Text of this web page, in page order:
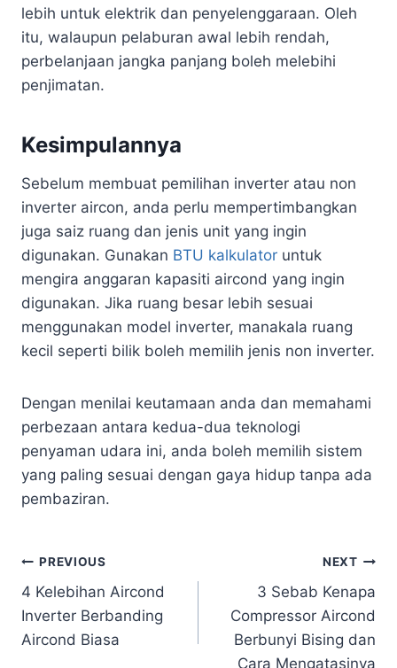
lebih untuk elektrik dan penyelenggaraan. Oleh
itu, walaupun pelaburan awal lebih rendah,
perbelanjaan jangka panjang boleh melebihi
penjimatan.
Kesimpulannya
Sebelum membuat pemilihan inverter atau non
inverter aircon, anda perlu mempertimbangkan
juga saiz ruang dan jenis unit yang ingin
digunakan. Gunakan BTU kalkulator untuk
mengira anggaran kapasiti aircond yang ingin
digunakan. Jika ruang besar lebih sesuai
menggunakan model inverter, manakala ruang
kecil seperti bilik boleh memilih jenis non inverter.
Dengan menilai keutamaan anda dan memahami
perbezaan antara kedua-dua teknologi
penyaman udara ini, anda boleh memilih sistem
yang paling sesuai dengan gaya hidup tanpa ada
pembaziran.
Post
navigation
PREVIOUS
4 Kelebihan Aircond
Inverter Berbanding
Aircond Biasa
NEXT
3 Sebab Kenapa
Compressor Aircond
Berbunyi Bising dan
Cara Mengatasinya